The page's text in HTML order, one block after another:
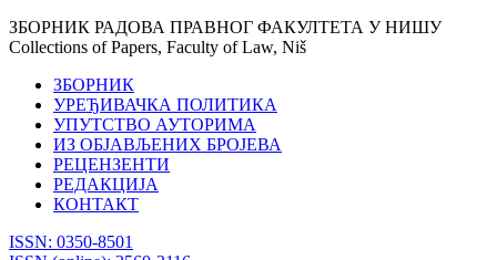
ЗБОРНИК РАДОВА ПРАВНОГ ФАКУЛТЕТА У НИШУ
Collections of Papers, Faculty of Law, Niš
ЗБОРНИК
УРЕЂИВАЧКА ПОЛИТИКА
УПУТСТВО АУТОРИМА
ИЗ ОБЈАВЉЕНИХ БРОЈЕВА
РЕЦЕНЗЕНТИ
РЕДАКЦИЈА
КОНТАКТ
ISSN: 0350-8501